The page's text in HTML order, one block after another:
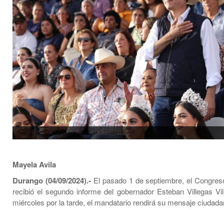
Mayela Avila
Durango (04/09/2024).-El pasado 1 de septiembre, el
recibió el segundo informe del gobernador Esteban Villegas
miércoles por la tarde, el mandatario rendirá su mensaje